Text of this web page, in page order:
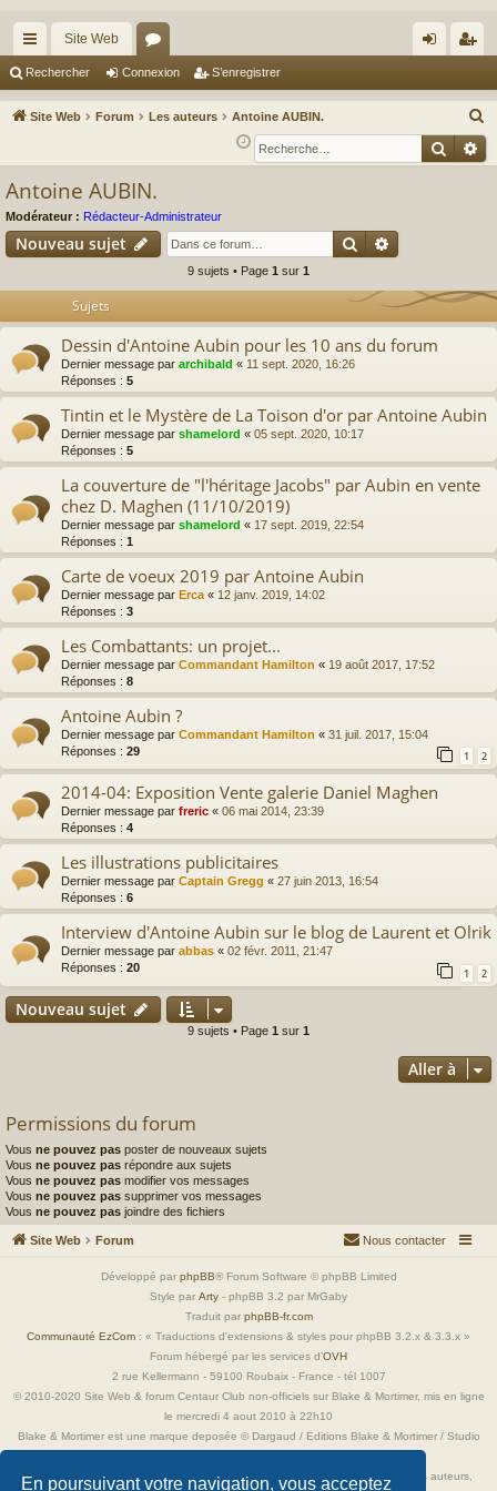
En poursuivant votre navigation, vous acceptez
cc
ès
Site Web
or
u ne
xi
nr
eg
Rechercher Connexion S’enregistrer
Site Web Forum Les auteurs Antoine AUBIN.
e
c
Antoine AUBIN.
Modérateur : Rédacteur-Administrateur
Nouveau sujet Rechercher
9 sujets • Page 1 sur 1
Sujets
Dessin d'Antoine Aubin pour les 10 ans du forum
Dernier message par archibald « 11 sept. 2020, 16:26
Réponses : 5
Tintin et le Mystère de La Toison d'or par Antoine Aubin
Dernier message par shamelord « 05 sept. 2020, 10:17
Réponses : 5
La couverture de "l'héritage Jacobs" par Aubin en vente
chez D. Maghen (11/10/2019)
Dernier message par shamelord « 17 sept. 2019, 22:54
Réponses : 1
Carte de voeux 2019 par Antoine Aubin
Dernier message par Erca « 12 janv. 2019, 14:02
Réponses : 3
Les Combattants: un projet...
Dernier message par Commandant Hamilton « 19 août 2017, 17:52
Réponses : 8
Antoine Aubin ?
Dernier message par Commandant Hamilton « 31 juil. 2017, 15:04
Réponses : 29 1 2
2014-04: Exposition Vente galerie Daniel Maghen
Dernier message par freric « 06 mai 2014, 23:39
Réponses : 4
Les illustrations publicitaires
Dernier message par Captain Gregg « 27 juin 2013, 16:54
Réponses : 6
Interview d'Antoine Aubin sur le blog de Laurent et Olrik
Dernier message par abbas « 02 févr. 2011, 21:47
Réponses : 20 1 2
Nouveau sujet
9 sujets • Page 1 sur 1
Aller à
Permissions du forum
Vous ne pouvez pas poster de nouveaux sujets
Vous ne pouvez pas répondre aux sujets
Vous ne pouvez pas modifier vos messages
Vous ne pouvez pas supprimer vos messages
Vous ne pouvez pas joindre des fichiers
Site Web Forum Nous contacter
Développé par phpBB® Forum Software © phpBB Limited
Style par Arty - phpBB 3.2 par MrGaby
Traduit par phpBB-fr.com
Communauté EzCom : « Traductions d'extensions & styles pour phpBB 3.2.x & 3.3.x »
Forum hébergé par les services d’OVH
2 rue Kellermann - 59100 Roubaix - France - tél 1007
© 2010-2020 Site Web & forum Centaur Club non-officiels sur Blake & Mortimer, mis en ligne
le mercredi 4 aout 2010 à 22h10
Blake & Mortimer est une marque deposée © Dargaud / Editions Blake & Mortimer / Studio
Toutes les images incluses dans ces pages sont la propriété exclusive de leurs auteurs,